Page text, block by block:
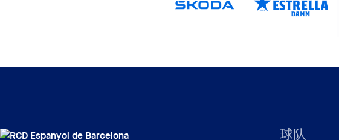
球队